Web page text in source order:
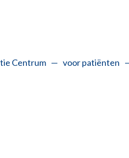
Centrum — voor patiënten